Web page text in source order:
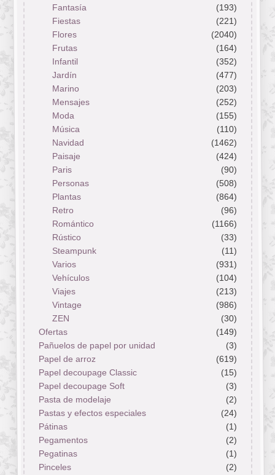
Fantasía
(193)
Fiestas
(221)
Flores
(2040)
Frutas
(164)
Infantil
(352)
Jardín
(477)
Marino
(203)
Mensajes
(252)
Moda
(155)
Música
(110)
Navidad
(1462)
Paisaje
(424)
Paris
(90)
Personas
(508)
Plantas
(864)
Retro
(96)
Romántico
(1166)
Rústico
(33)
Steampunk
(11)
Varios
(931)
Vehículos
(104)
Viajes
(213)
Vintage
(986)
ZEN
(30)
Ofertas
(149)
Pañuelos de papel por unidad
(3)
Papel de arroz
(619)
Papel decoupage Classic
(15)
Papel decoupage Soft
(3)
Pasta de modelaje
(2)
Pastas y efectos especiales
(24)
Pátinas
(1)
Pegamentos
(2)
Pegatinas
(1)
Pinceles
(2)